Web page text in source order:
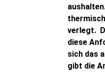
verlegt.
diese
sich das
gibt die